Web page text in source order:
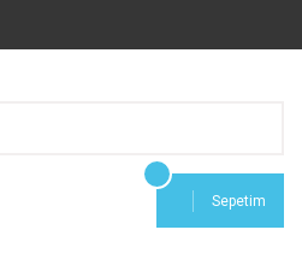
Sepetim